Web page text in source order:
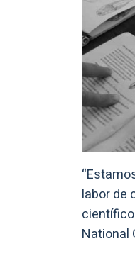
labor de
National